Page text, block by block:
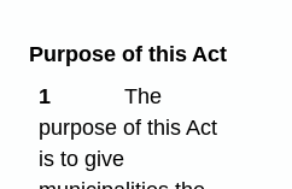
Purpose of this Act
1
The
purpose of this Act
is to give